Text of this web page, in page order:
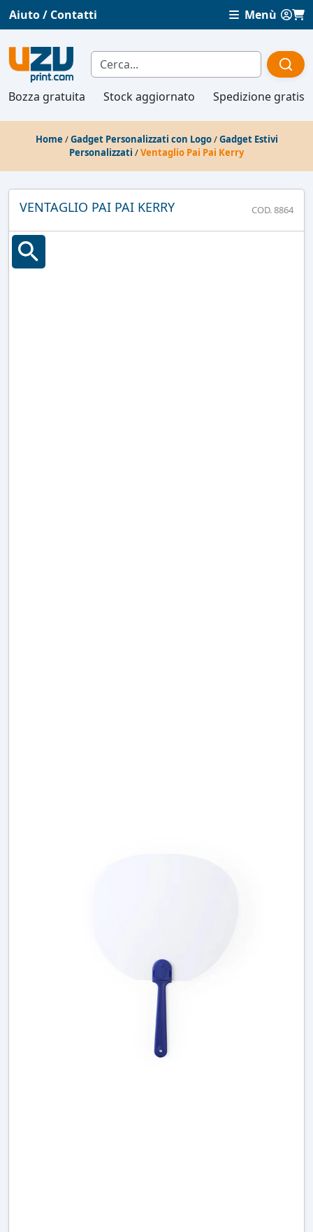
Aiuto / Contatti Menù
Bozza gratuita Stock aggiornato Spedizione gratis
Home /Gadget Personalizzati con Logo/Gadget Estivi
Personalizzati /Ventaglio Pai Pai Kerry
VENTAGLIO PAI PAI KERRY COD. 8864